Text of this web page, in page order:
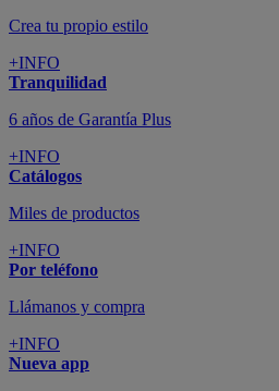
Crea tu propio estilo
+INFO
Tranquilidad
6 años de Garantía Plus
+INFO
Catálogos
Miles de productos
+INFO
Por teléfono
Llámanos y compra
+INFO
Nueva app